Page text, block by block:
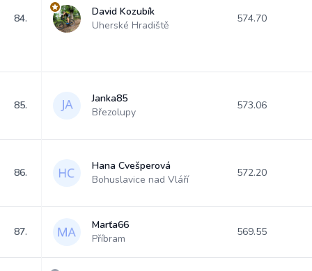
84.
David Kozubík
Uherské Hradiště
574.70
85.
Janka85
Březolupy
573.06
86.
Hana Cvešperová
Bohuslavice nad Vláří
572.20
87.
Marťa66
Příbram
569.55